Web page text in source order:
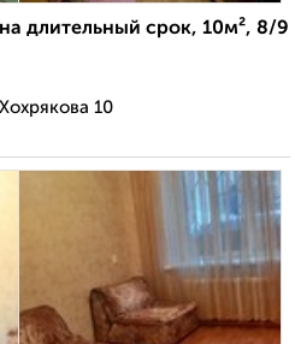
длительный срок, 10м², 8/9
10